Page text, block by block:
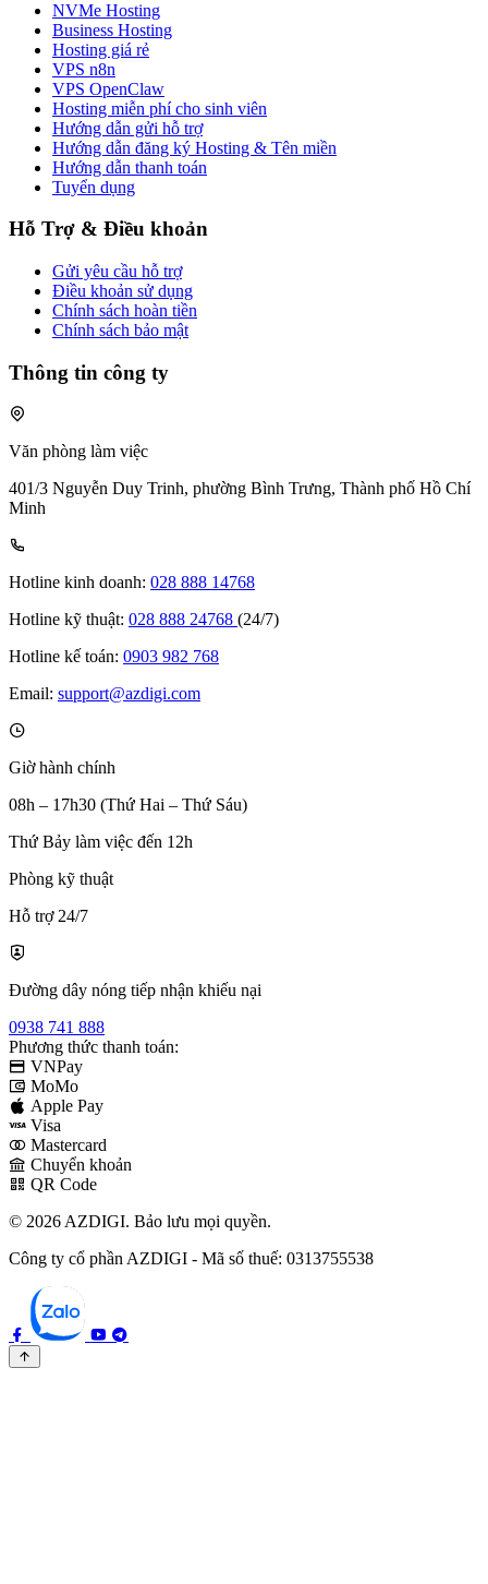
NVMe Hosting
Business Hosting
Hosting giá rẻ
VPS n8n
VPS OpenClaw
Hosting miễn phí cho sinh viên
Hướng dẫn gửi hỗ trợ
Hướng dẫn đăng ký Hosting & Tên miền
Hướng dẫn thanh toán
Tuyển dụng
Hỗ Trợ & Điều khoản
Gửi yêu cầu hỗ trợ
Điều khoản sử dụng
Chính sách hoàn tiền
Chính sách bảo mật
Thông tin công ty
Văn phòng làm việc
401/3 Nguyễn Duy Trinh, phường Bình Trưng, Thành phố Hồ Chí
Minh
Hotline kinh doanh: 028 888 14768
Hotline kỹ thuật: 028 888 24768 (24/7)
Hotline kế toán: 0903 982 768
Email: support@azdigi.com
Giờ hành chính
08h – 17h30 (Thứ Hai – Thứ Sáu)
Thứ Bảy làm việc đến 12h
Phòng kỹ thuật
Hỗ trợ 24/7
Đường dây nóng tiếp nhận khiếu nại
0938 741 888
Phương thức thanh toán:
VNPay
MoMo
Apple Pay
Visa
Mastercard
Chuyển khoản
QR Code
© 2026 AZDIGI. Bảo lưu mọi quyền.
Công ty cổ phần AZDIGI - Mã số thuế: 0313755538